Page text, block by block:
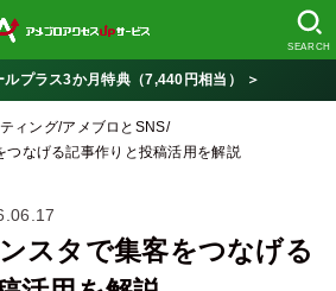
SEARCH
プラス3か月特典（7,440円相当） ＞
ィング アメブロとSNS
つなげる記事作りと投稿活用を解説
スタで集客をつなげる